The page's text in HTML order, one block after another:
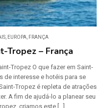
, EUROPA, FRANÇA
Tropez – França
Tropez O que fazer em Saint-
de interesse e hotéis para se
Tropez é repleta de atrações
A fim de ajudá-lo a planear seu
criamos este […]